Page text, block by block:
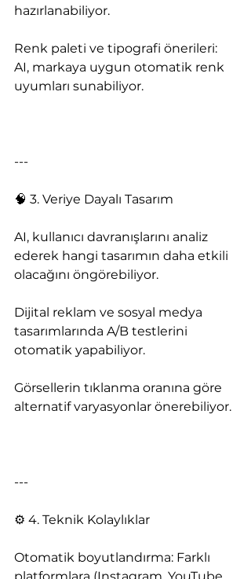
hazırlanabiliyor.
Renk paleti ve tipografi önerileri:
AI, markaya uygun otomatik renk
uyumları sunabiliyor.
---
🧠 3. Veriye Dayalı Tasarım
AI, kullanıcı davranışlarını analiz
ederek hangi tasarımın daha etkili
olacağını öngörebiliyor.
Dijital reklam ve sosyal medya
tasarımlarında A/B testlerini
otomatik yapabiliyor.
Görsellerin tıklanma oranına göre
alternatif varyasyonlar önerebiliyor.
---
⚙️ 4. Teknik Kolaylıklar
Otomatik boyutlandırma: Farklı